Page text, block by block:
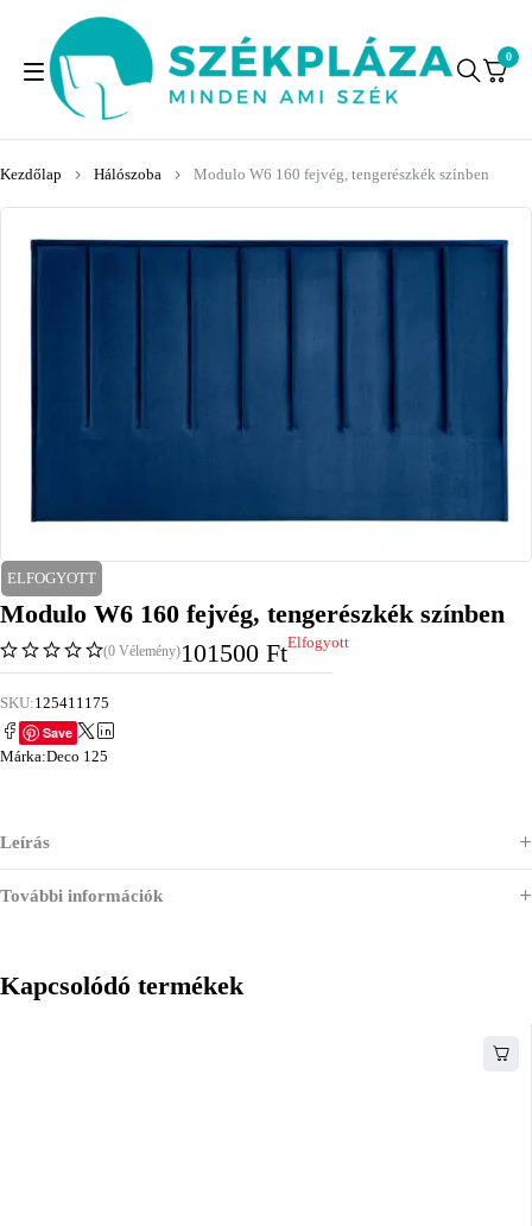
0
Kezdőlap Hálószoba Modulo W6 160 fejvég, tengerészkék színben
ELFOGYOTT
Modulo W6 160 fejvég, tengerészkék színben
(0 Vélemény)101500 FtElfogyott
SKU:125411175
Save
Márka:Deco 125
Leírás
További információk
Kapcsolódó termékek